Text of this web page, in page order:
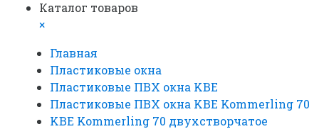
Каталог товаров
×
Главная
Пластиковые окна
Пластиковые ПВХ окна KBE
Пластиковые ПВХ окна KBE Kommerling 70
KBE Kommerling 70 двухстворчатое